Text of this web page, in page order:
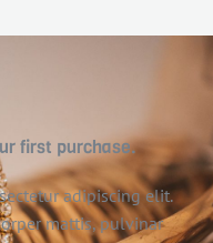
first purchase.
adipiscing elit.
mattis, pulvinar